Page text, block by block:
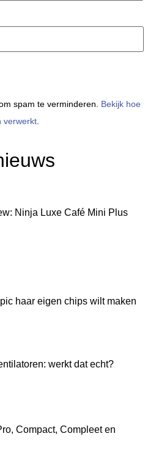
spam te verminderen. Bekijk hoe
verwerkt
Ninja Luxe Café Mini Plus
haar eigen chips wilt maken
werkt dat echt?
Compact, Compleet en